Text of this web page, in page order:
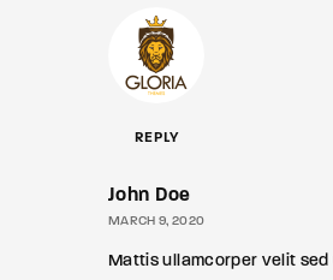
REPLY
John Doe
MARCH 9, 2020
Mattis ullamcorper velit